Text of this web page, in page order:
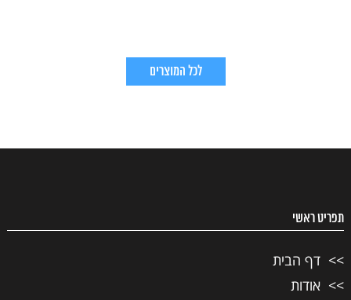
לכל המוצרים
תפריט ראשי
דף הבית
אודות